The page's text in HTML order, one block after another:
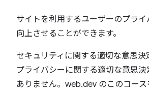
サイトを利用するユーザーのプラ
向上させることができます。
セキュリティに関する適切な意思決
プライバシーに関する適切な意思
ありません。web.dev のこのコー